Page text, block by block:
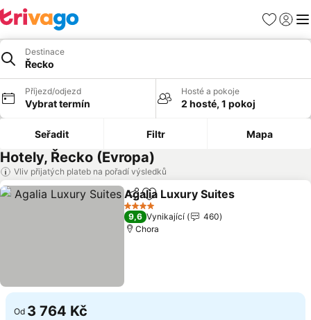
Oblíbené
Destinace
Řecko
Příjezd/odjezd
Vybrat termín
Hosté a pokoje
2 hosté, 1 pokoj
Seřadit Filtr Mapa
Hotely, Řecko (Evropa)
Vliv přijatých plateb na pořadí výsledků
SdíletPřidat na seznam oblíbených
Agalia Luxury Suites
4 Počet hvězdiček
9,6 Vynikající
460
Chora
Od 3 764 Kč